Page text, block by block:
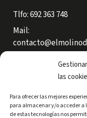
las
Para ofrecer las mejores
para almacenar y/o acceder
de estas tecnologías nos
Tlfo: 692 363 748
Mail:
Carretera Marquíz S/
49540 – Losacio